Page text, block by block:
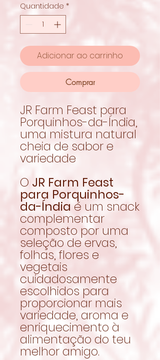
Quantidade *
Adicionar ao carrinho
Comprar
JR Farm Feast para
Porquinhos-da-Índia,
uma mistura natural
cheia de sabor e
variedade
O JR Farm Feast
para Porquinhos-
da-Índiaé um snack
complementar
composto por uma
seleção de ervas,
folhas, flores e
vegetais
cuidadosamente
escolhidos para
proporcionar mais
variedade, aroma e
enriquecimento à
alimentação do teu
melhor amigo.